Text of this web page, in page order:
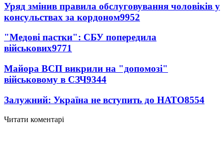
Уряд змінив правила обслуговування чоловіків у
консульствах за кордоном9952
"Медові пастки": СБУ попередила
військових9771
Майора ВСП викрили на "допомозі"
військовому в СЗЧ9344
Залужний: Україна не вступить до НАТО8554
Читати коментарі